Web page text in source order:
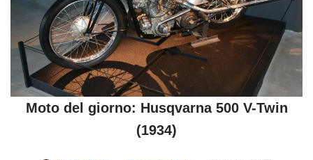
Moto del giorno: Husqvarna 500 V-Twin
(1934)